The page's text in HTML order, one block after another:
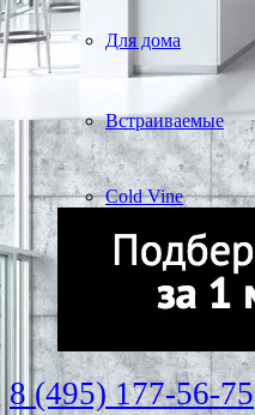
Для дома
Встраиваемые
Cold Vine
8 (495) 177-56-75